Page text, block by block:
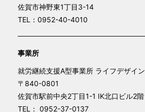
佐賀市神野東1丁目3-14
TEL：0952-40-4010
事業所
就労継続支援A型事業所 ライフデザイン
〒840-0801
佐賀市駅前中央2丁目1-1 IK北口ビル2階
TEL： 0952-37-0137